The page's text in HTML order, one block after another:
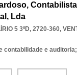
Lda
5 3ºD, 2720-360,
contabilidade e